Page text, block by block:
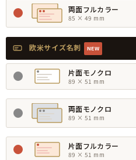
両面フルカラー
85 × 49 mm
欧米サイズ名刺 NEW
片面モノクロ
89 × 51 mm
両面モノクロ
89 × 51 mm
片面フルカラー
89 × 51 mm